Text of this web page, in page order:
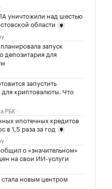
уничтожили над шестью
области
запуск
депозитария для
запустить
для криптовалюты. Что
РБК
ипотечных кредитов
в 1,5 раза за год
о «значительном»
на свои ИИ-услуги
новым центром